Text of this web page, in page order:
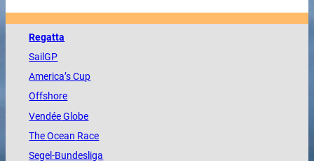
Regatta
SailGP
America’s Cup
Offshore
VendéeGlobe
TheOcean Race
Segel-Bundesliga